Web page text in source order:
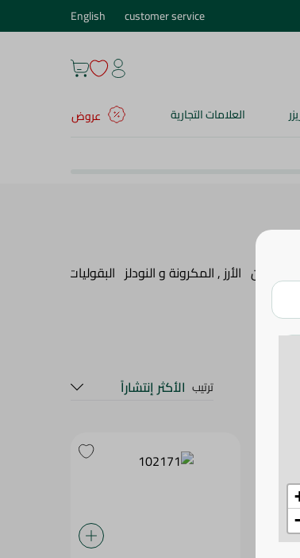
customer service
English
العلامات التجارية
عروض
و السمن الأرز , المكرونة و النودلز البقوليات
ترتيب الأكثر إنتشاراً